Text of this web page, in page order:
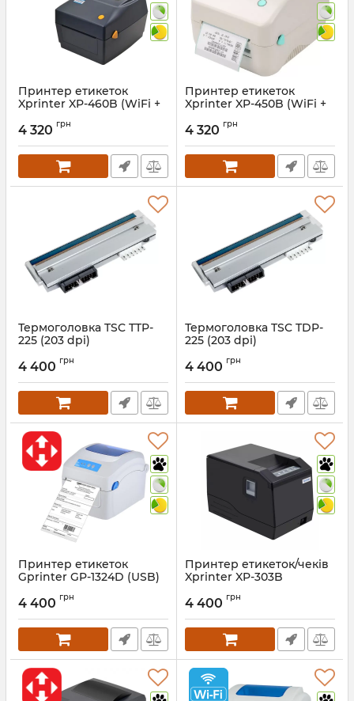
Принтер етикеток
Xprinter XP-460B (WiFi +
Артикул: 1027
4 320 грн
Принтер етикеток
Xprinter XP-450B (WiFi +
Артикул: 415
4 320 грн
Термоголовка TSC TTP-
225 (203 dpi)
4 400 грн
Термоголовка TSC TDP-
225 (203 dpi)
4 400 грн
Принтер етикеток
Gprinter GP-1324D (USB)
4 400 грн
Принтер етикеток/чеків
Xprinter XP-303B
Артикул: 414
4 400 грн